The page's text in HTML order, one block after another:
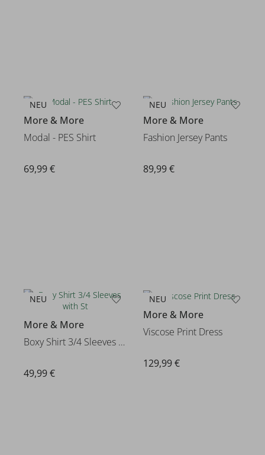
NEU
More & More
Modal - PES Shirt
69,99 €
NEU
More & More
Fashion Jersey Pants
89,99 €
NEU
More & More
Boxy Shirt 3/4 Sleeves with St
49,99 €
NEU
More & More
Viscose Print Dress
129,99 €